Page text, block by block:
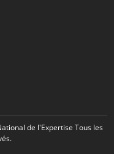
de l'Expertise Tous les